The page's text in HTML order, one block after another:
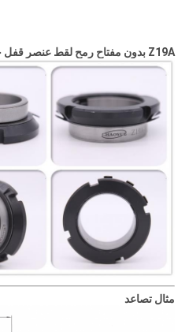
Z19A بدون مفتاح رمح لقط عنصر قفل جلبة
مثال تصاعد